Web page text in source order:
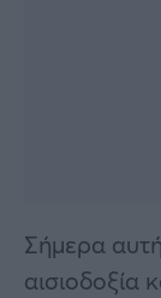
Σήμερα
αισιοδοξία